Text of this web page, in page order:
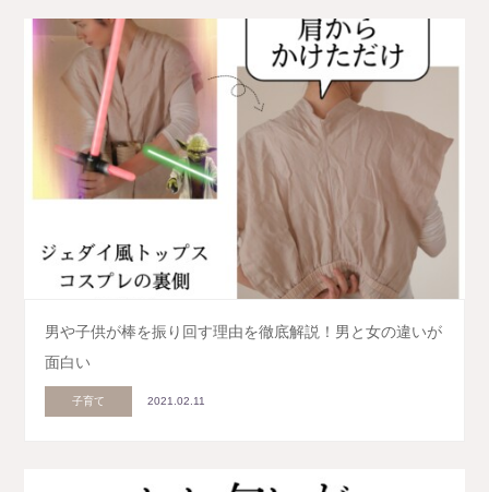
男や子供が棒を振り回す理由を徹底解説！男と女の違いが
面白い
子育て 2021.02.11